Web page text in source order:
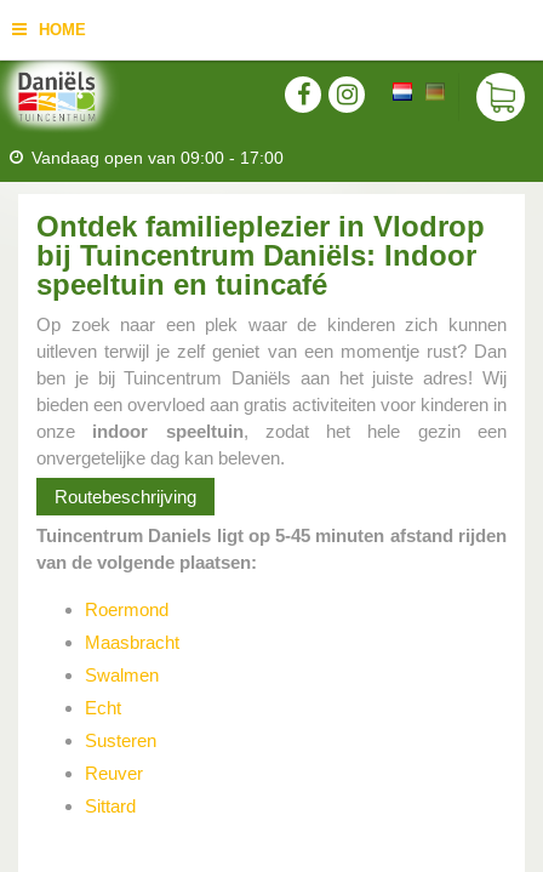
HOME
Vandaag open van 09:00 - 17:00
Ontdek familieplezier in Vlodrop
bij Tuincentrum Daniëls: Indoor
speeltuin en tuincafé
Op zoek naar een plek waar de kinderen zich kunnen
uitleven terwijl je zelf geniet van een momentje rust? Dan
ben je bij Tuincentrum Daniëls aan het juiste adres! Wij
bieden een overvloed aan gratis activiteiten voor kinderen in
onze indoor speeltuin, zodat het hele gezin een
onvergetelijke dag kan beleven.
Routebeschrijving
Tuincentrum Daniels ligt op 5-45 minuten afstand rijden
van de volgende plaatsen:
Roermond
Maasbracht
Swalmen
Echt
Susteren
Reuver
Sittard